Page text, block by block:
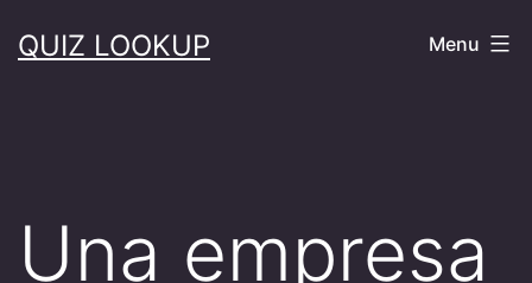
toQUIZ LOOKUP Menu
Una empresa